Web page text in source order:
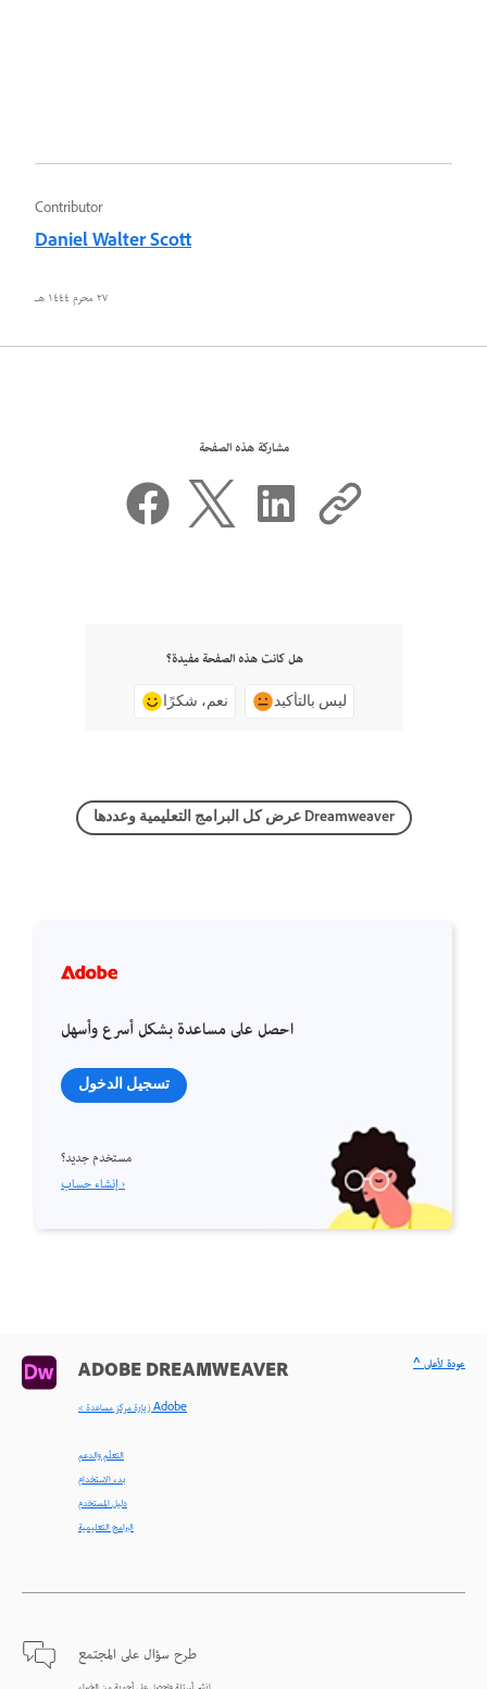
Contributor
Daniel Walter Scott
٢٧ محرم ١٤٤٤ هـ
مشاركة هذه الصفحة
هل كانت هذه الصفحة مفيدة؟
نعم، شكرًا ليس بالتأكيد
عرض كل البرامج التعليمية وعددها Dreamweaver
احصل على مساعدة بشكل أسرع وأسهل
تسجيل الدخول
مستخدم جديد؟
إنشاء حساب ›
ADOBE DREAMWEAVER
< زيارة مركز مساعدة Adobe
التعلّم والدعم
بدء الاستخدام
دليل المستخدم
البرامج التعليمية
طرح سؤال على المجتمع
^ عودة لأعلى